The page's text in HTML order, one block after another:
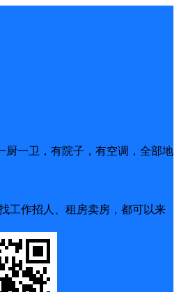
厨一卫，有院子，有空调，全部地
工作招人、租房卖房，都可以来